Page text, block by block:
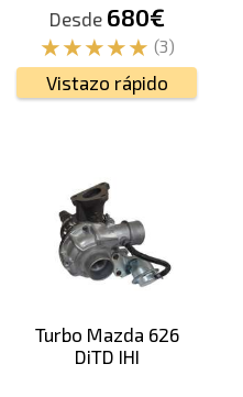
Desde 680€
(3)
Vistazo rápido
Turbo Mazda 626
DiTD IHI